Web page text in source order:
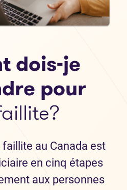
dois-je
pour
au Canada est
en cinq étapes
aux personnes